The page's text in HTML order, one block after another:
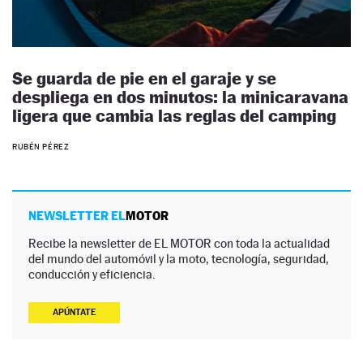
Se guarda de pie en el garaje y se
despliega en dos minutos: la minicaravana
ligera que cambia las reglas del camping
RUBÉN PÉREZ
NEWSLETTER ELMOTOR
Recibe la newsletter de EL MOTOR con toda la actualidad
del mundo del automóvil y la moto, tecnología, seguridad,
conducción y eficiencia.
APÚNTATE